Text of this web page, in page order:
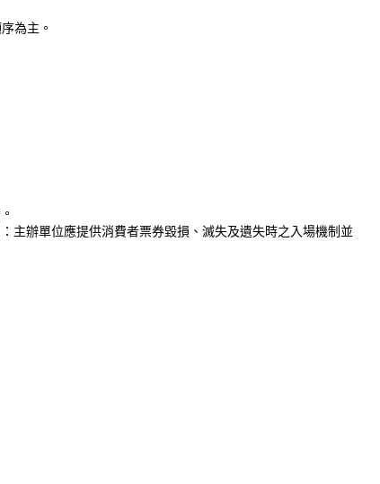
為主。
主辦單位應提供消費者票券毀損、滅失及遺失時之入場機制並